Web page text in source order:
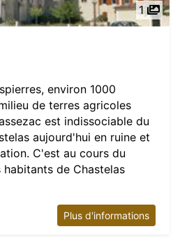
1
environ 1000
de terres agricoles
est indissociable du
aujourd'hui en ruine et
C'est au cours du
habitants de Chastelas
Plus d'informations